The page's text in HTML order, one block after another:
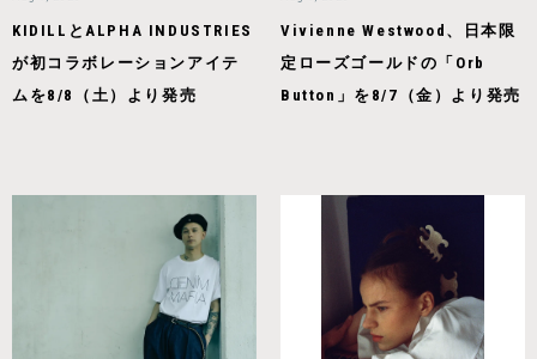
KIDILLとALPHA INDUSTRIES
が初コラボレーションアイテ
ムを8/8（土）より発売
Vivienne Westwood、日本限
定ローズゴールドの「Orb
Button」を8/7（金）より発売